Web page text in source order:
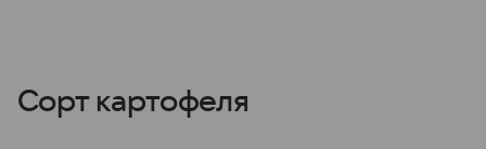
Сорт картофеля